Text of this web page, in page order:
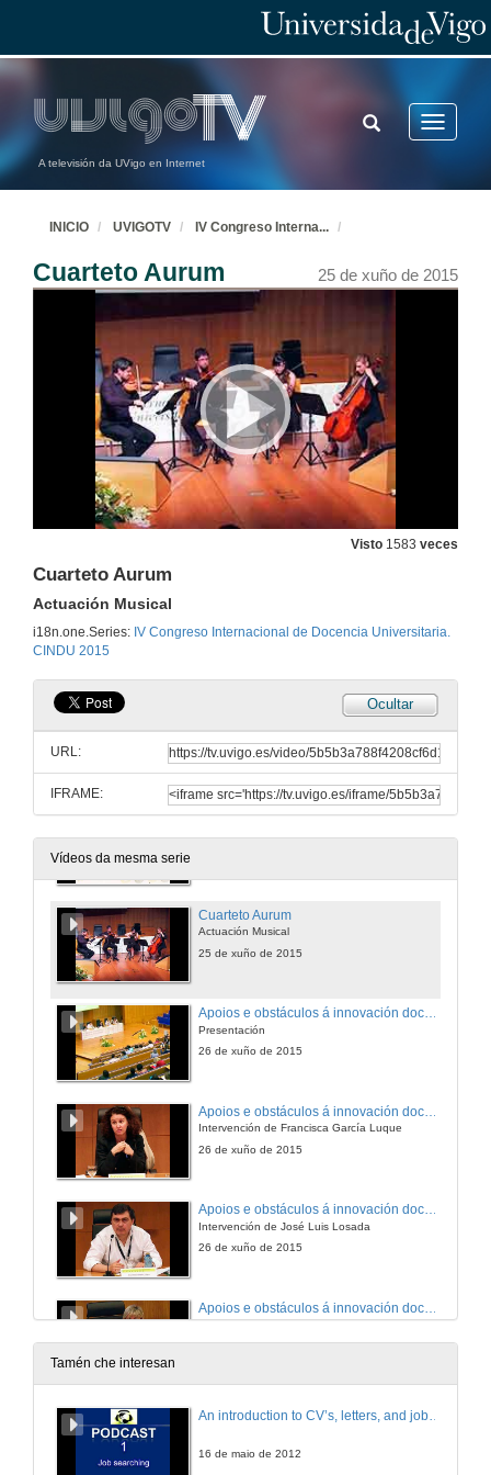
A televisión da UVigo en Internet
Toggle
TOGGLE
SEARCH
INICIO UVIGOTV IV Congreso Interna...
Cuarteto Aurum 25 de xuño de 2015
Visto 1583 veces
Cuarteto Aurum
Actuación Musical
i18n.one.Series: IV Congreso Internacional de Docencia Universitaria.
CINDU 2015
Ocultar
URL:
IFRAME:
Vídeos da mesma serie
Intervención de Mª José Caride
25 de xuño de 2015
Intervención de Pedro Membiela Iglesia
Intervención de Ana Graña Rodríguez
Satisfacción dos estudantes coa educación superior
25 de xuño de 2015
Rolda de Preguntas
Cuarteto Aurum
Actuación Musical
25 de xuño de 2015
Apoios e obstáculos á innovación docente universitaria
Presentación
26 de xuño de 2015
Intervención de Francisca García Luque
26 de xuño de 2015
Apoios e obstáculos á innovación docente universitaria
Intervención de José Luis Losada
26 de xuño de 2015
Intervención de Gloria Zaballa
26 de xuño de 2015
Intervención de Sonia Osorio
Tamén che interesan
An introduction to CV’s, letters, and job searching
16 de maio de 2012